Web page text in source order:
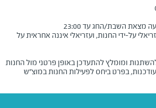
מצאת השבת/החג עד 23:00
על-ידי החנות, ועזריאלי איננה אחראית על
ומומלץ להתעדכן באופן פרטני מול החנות
בפרט ביחס לפעילות החנות במוצ"ש